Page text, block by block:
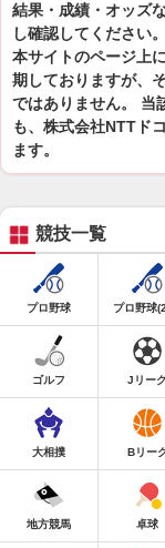
結果・成績・オッズ
し確認してください。
本サイトのページ上
期しておりますが、
ではありません。 当
も、株式会社NTTド
ます。
競技一覧
プロ野球 プロ野球
ゴルフ Jリー
大相撲 Bリー
地方競馬 卓球